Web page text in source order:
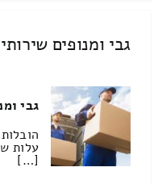
גבי ומנופים
גבי
הובלות
עלות
[…]